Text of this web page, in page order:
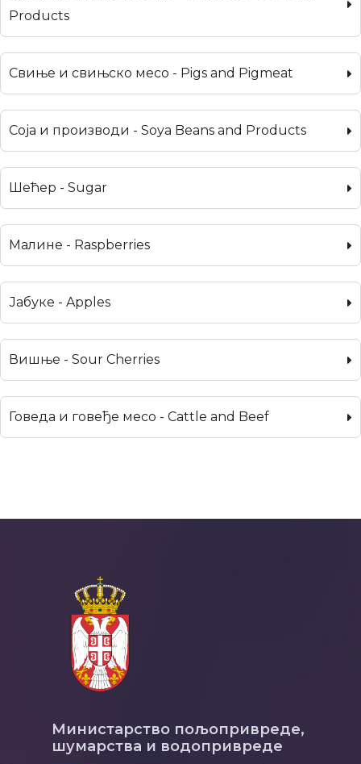
Products
Свиње и свињско месо - Pigs and Pigmeat
Соја и производи - Soya Beans and Products
Шећер - Sugar
Малине - Raspberries
Јабуке - Apples
Вишње - Sour Cherries
Говеда и говеђе месо - Cattle and Beef
Министарство пољопривреде,
шумарства и водопривреде